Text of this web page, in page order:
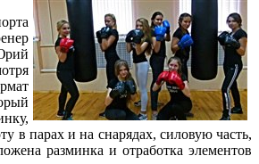
в парах и на снарядах, силовую часть,
разминка и отработка элементов